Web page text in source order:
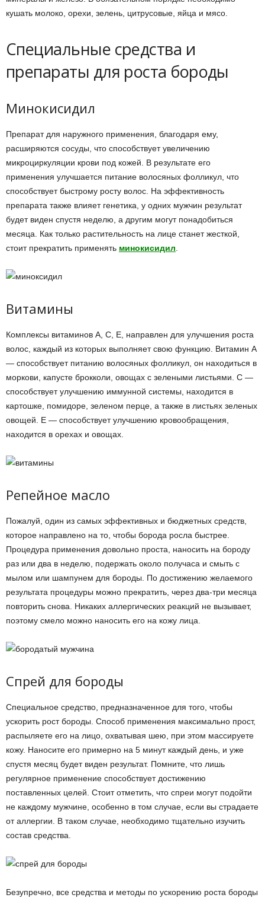
кушать молоко, орехи, зелень, цитрусовые, яйца и мясо.
Специальные средства и
препараты для роста бороды
Минокисидил
Препарат для наружного применения, благодаря ему,
расширяются сосуды, что способствует увеличению
микроциркуляции крови под кожей. В результате его
применения улучшается питание волосяных фолликул, что
способствует быстрому росту волос. На эффективность
препарата также влияет генетика, у одних мужчин результат
будет виден спустя неделю, а другим могут понадобиться
месяца. Как только растительность на лице станет жесткой,
стоит прекратить применять минокисидил
Витамины
Комплексы витаминов А, С, Е, направлен для улучшения роста
волос, каждый из которых выполняет свою функцию. Витамин А
— способствует питанию волосяных фолликул, он находиться в
моркови, капусте брокколи, овощах с зелеными листьями. С —
способствует улучшению иммунной системы, находится в
картошке, помидоре, зеленом перце, а также в листьях зеленых
овощей. Е — способствует улучшению кровообращения,
находится в орехах и овощах.
Репейное масло
Пожалуй, один из самых эффективных и бюджетных средств,
которое направлено на то, чтобы борода росла быстрее.
Процедура применения довольно проста, наносить на бороду
раз или два в неделю, подержать около получаса и смыть с
мылом или шампунем для бороды. По достижению желаемого
результата процедуры можно прекратить, через два-три месяца
повторить снова. Никаких аллергических реакций не вызывает,
поэтому смело можно наносить его на кожу лица.
Спрей для бороды
Специальное средство, предназначенное для того, чтобы
ускорить рост бороды. Способ применения максимально прост,
распыляете его на лицо, охватывая шею, при этом массируете
кожу. Наносите его примерно на 5 минут каждый день, и уже
спустя месяц будет виден результат. Помните, что лишь
регулярное применение способствует достижению
поставленных целей. Стоит отметить, что спреи могут подойти
не каждому мужчине, особенно в том случае, если вы страдаете
от аллергии. В таком случае, необходимо тщательно изучить
состав средства.
Безупречно, все средства и методы по ускорению роста бороды